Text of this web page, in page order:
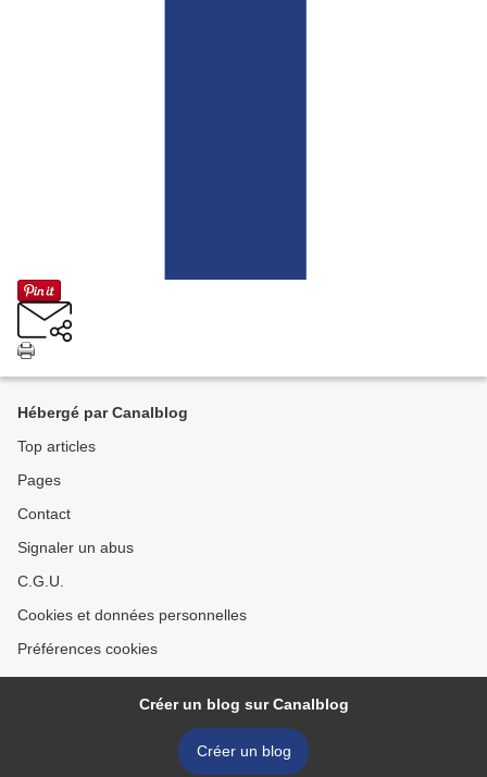
Hébergé par Canalblog
Top articles
Pages
Contact
Signaler un abus
C.G.U.
Cookies et données personnelles
Préférences cookies
Créer un blog sur Canalblog
Créer un blog